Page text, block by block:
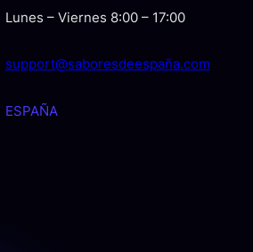
Lunes – Viernes 8:00 – 17:00
support@saboresdeespaña.com
ESPAÑA